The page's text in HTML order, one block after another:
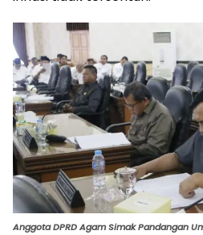
Anggota DPRD Agam Simak Pandangan